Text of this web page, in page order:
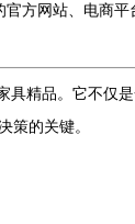
方网站、电商
具精品。它不仅
策的关键。